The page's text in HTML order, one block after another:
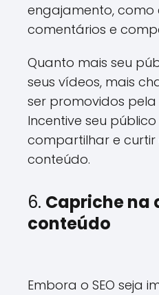
engajamento, como
comentários e
Quanto mais seu
seus vídeos, mais
ser promovidos
Incentive seu
compartilhar e
conteúdo.
6. Capriche na
conteúdo
Embora o SEO seja